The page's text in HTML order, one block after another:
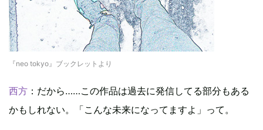
『neo tokyo』ブックレットより
西方 ：だから……この作品は過去に発信してる部分もある
かもしれない。「こんな未来になってますよ」って。